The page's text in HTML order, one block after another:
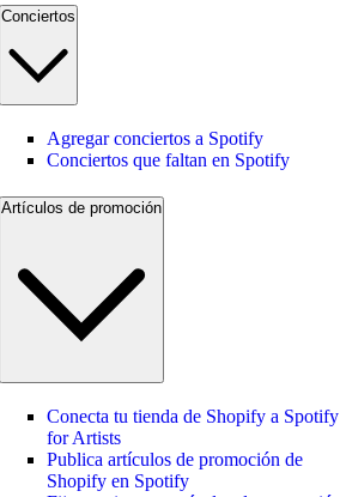
Conciertos
Agregar conciertos a Spotify
Conciertos que faltan en Spotify
Artículos de promoción
Conecta tu tienda de Shopify a Spotify
for Artists
Publica artículos de promoción de
Shopify en Spotify